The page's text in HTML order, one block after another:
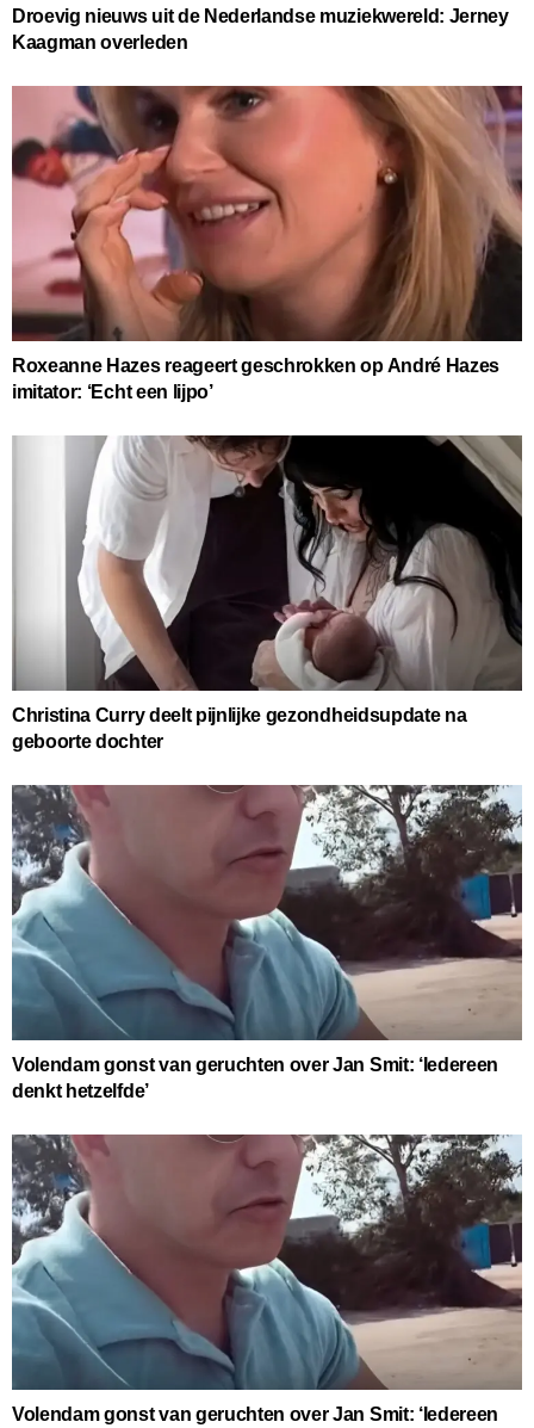
Droevig nieuws uit de Nederlandse muziekwereld: Jerney
Kaagman overleden
Roxeanne Hazes reageert geschrokken op André Hazes
imitator: ‘Echt een lijpo’
Christina Curry deelt pijnlijke gezondheidsupdate na
geboorte dochter
Volendam gonst van geruchten over Jan Smit: ‘Iedereen
denkt hetzelfde’
Volendam gonst van geruchten over Jan Smit: ‘Iedereen